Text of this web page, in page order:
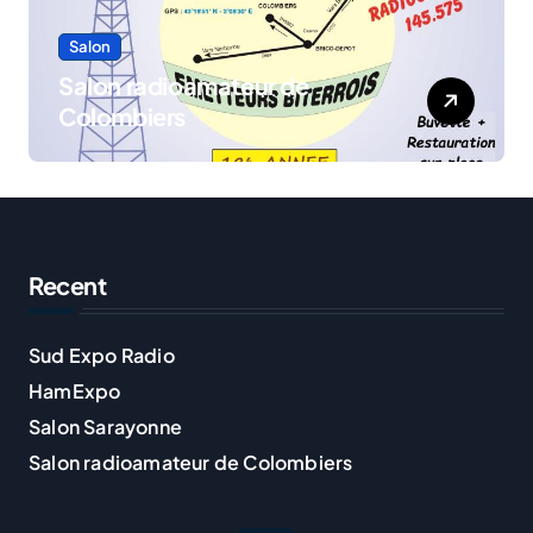
Salon
Salon radioamateur de
Colombiers
Recent
Sud Expo Radio
HamExpo
Salon Sarayonne
Salon radioamateur de Colombiers